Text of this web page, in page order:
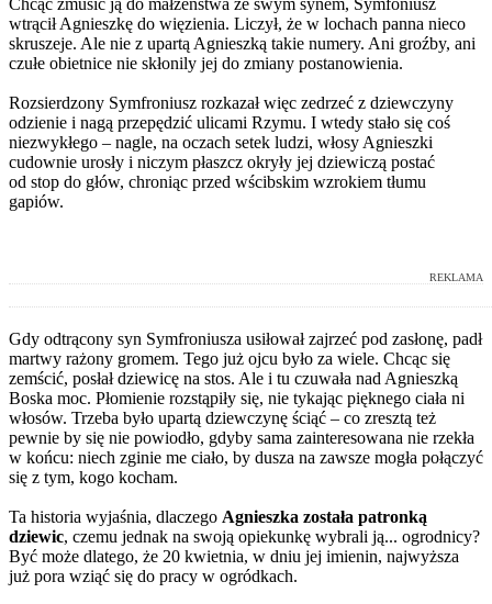
wtrącił Agnieszkę do więzienia. Liczył, że w lochach panna nieco
skruszeje. Ale nie z upartą Agnieszką takie numery. Ani groźby, ani
czułe obietnice nie skłonily jej do zmiany postanowienia.
Rozsierdzony Symfroniusz rozkazał więc zedrzeć z dziewczyny
odzienie i nagą przepędzić ulicami Rzymu. I wtedy stało się coś
niezwykłego – nagle, na oczach setek ludzi, włosy Agnieszki
cudownie urosły i niczym płaszcz okryły jej dziewiczą postać
od stop do głów, chroniąc przed wścibskim wzrokiem tłumu
gapiów.
REKLAMA
Gdy odtrącony syn Symfroniusza usiłował zajrzeć pod zasłonę, padł
martwy rażony gromem. Tego już ojcu było za wiele. Chcąc się
zemścić, posłał dziewicę na stos. Ale i tu czuwała nad Agnieszką
Boska moc. Płomienie rozstąpiły się, nie tykając pięknego ciała ni
włosów. Trzeba było upartą dziewczynę ściąć – co zresztą też
pewnie by się nie powiodło, gdyby sama zainteresowana nie rzekła
w końcu: niech zginie me ciało, by dusza na zawsze mogła połączyć
się z tym, kogo kocham.
Ta historia wyjaśnia, dlaczego Agnieszka została patronką
dziewic, czemu jednak na swoją opiekunkę wybrali ją... ogrodnicy?
Być może dlatego, że 20 kwietnia, w dniu jej imienin, najwyższa
już pora wziąć się do pracy w ogródkach.